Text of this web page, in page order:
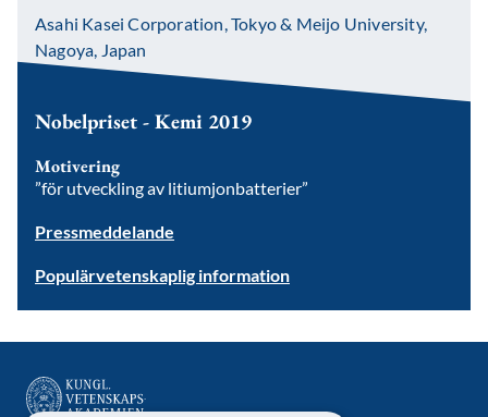
Asahi Kasei Corporation, Tokyo & Meijo University,
Nagoya, Japan
Nobelpriset - Kemi 2019
Motivering
”för utveckling av litiumjonbatterier”
Pressmeddelande
Populärvetenskaplig information